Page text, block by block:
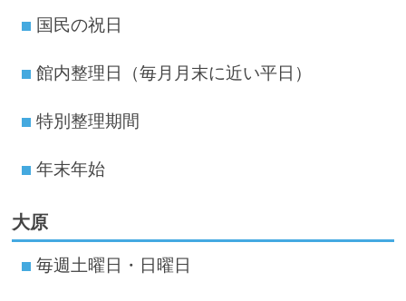
国民の祝日
館内整理日（毎月月末に近い平日）
特別整理期間
年末年始
大原
毎週土曜日・日曜日